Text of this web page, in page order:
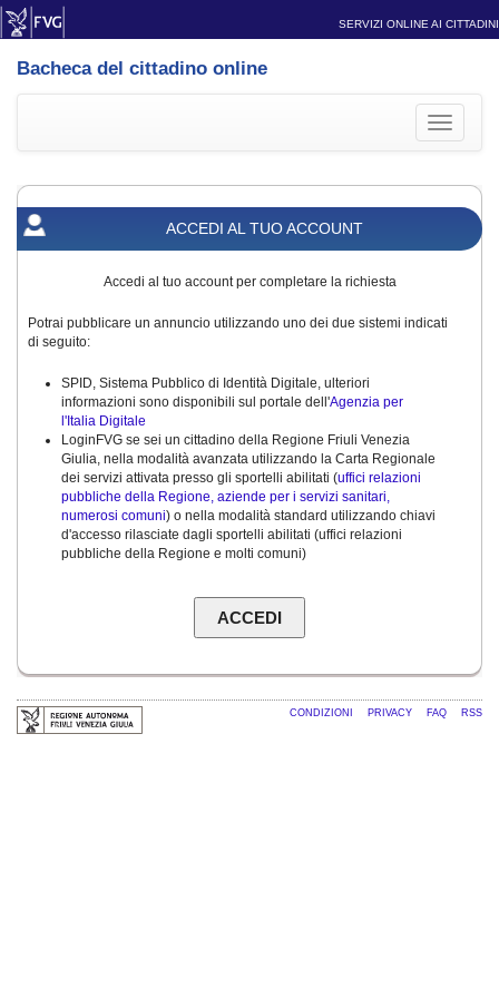
SERVIZI ONLINE AI CITTADINI
Bacheca del cittadino online
Toggle
ACCEDI AL TUO ACCOUNT
Accedi al tuo account per completare la richiesta
Potrai pubblicare un annuncio utilizzando uno dei due sistemi indicati
di seguito:
SPID, Sistema Pubblico di Identità Digitale, ulteriori
informazioni sono disponibili sul portale dell'Agenzia per
l'Italia Digitale
LoginFVG se sei un cittadino della Regione Friuli Venezia
Giulia, nella modalità avanzata utilizzando la Carta Regionale
dei servizi attivata presso gli sportelli abilitati (uffici relazioni
pubbliche della Regione, aziende per i servizi sanitari,
numerosi comuni) o nella modalità standard utilizzando chiavi
d'accesso rilasciate dagli sportelli abilitati (uffici relazioni
pubbliche della Regione e molti comuni)
CONDIZIONI PRIVACY FAQ RSS